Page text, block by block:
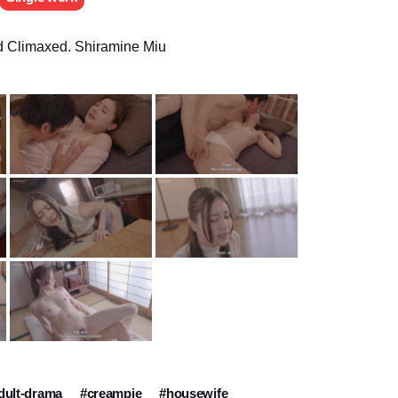
Climaxed. Shiramine Miu
drama #creampie #housewife